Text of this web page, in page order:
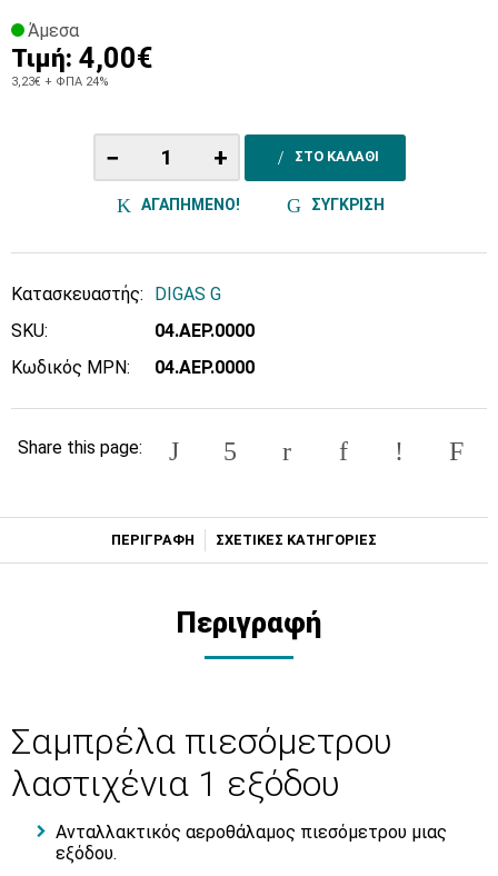
Άμεσα
Τιμή: 4,00€
3,23€ + ΦΠΑ 24%
− + ΣΤΟ ΚΑΛΑΘΙ
ΑΓΑΠΗΜΕΝΟ! ΣΥΓΚΡΙΣΗ
Κατασκευαστής:
DIGAS G
SKU:
04.ΑΕΡ.0000
Κωδικός MPN:
04.ΑΕΡ.0000
Share this page:
ΠΕΡΙΓΡΑΦΗ ΣΧΕΤΙΚΕΣ ΚΑΤΗΓΟΡΙΕΣ
Περιγραφή
Σαμπρέλα πιεσόμετρου
λαστιχένια 1 εξόδου
Ανταλλακτικός αεροθάλαμος πιεσόμετρου μιας
εξόδου.